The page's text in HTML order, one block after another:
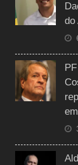
do